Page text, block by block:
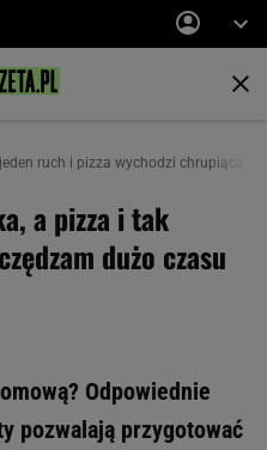
ruch i pizza wychodzi chrupiąca
a pizza i tak
dużo czasu
Odpowiednie
pozwalają przygotować